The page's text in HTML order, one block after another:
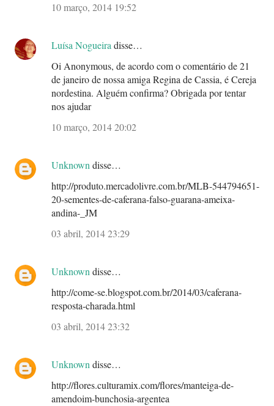
10 março, 2014 19:52
Luísa Nogueiradisse…
Oi Anonymous, de acordo com o comentário de 21
de janeiro de nossa amiga Regina de Cassia, é Cereja
nordestina. Alguém confirma? Obrigada por tentar
nos ajudar
10 março, 2014 20:02
Unknowndisse…
http://produto.mercadolivre.com.br/MLB-544794651-
20-sementes-de-caferana-falso-guarana-ameixa-
andina-_JM
03 abril, 2014 23:29
Unknowndisse…
http://come-se.blogspot.com.br/2014/03/caferana-
resposta-charada.html
03 abril, 2014 23:32
Unknowndisse…
http://flores.culturamix.com/flores/manteiga-de-
amendoim-bunchosia-argentea